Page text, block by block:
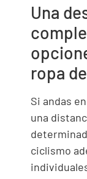
Una
ropa
Si andas
una
ciclismo